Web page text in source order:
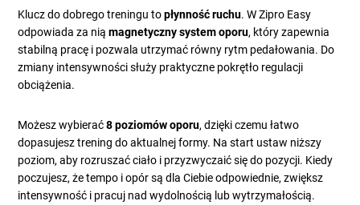
Klucz do dobrego treningu topłynność ruchu. W Zipro Easy
odpowiada za niąmagnetyczny system oporu, który zapewnia
stabilną pracę i pozwala utrzymać równy rytm pedałowania. Do
zmiany intensywności służy praktyczne pokrętło regulacji
obciążenia.
Możesz wybierać8 poziomów oporu, dzięki czemu łatwo
dopasujesz trening do aktualnej formy. Na start ustaw niższy
poziom, aby rozruszać ciało i przyzwyczaić się do pozycji. Kiedy
poczujesz, że tempo i opór są dla Ciebie odpowiednie, zwiększ
intensywność i pracuj nad wydolnością lub wytrzymałością.